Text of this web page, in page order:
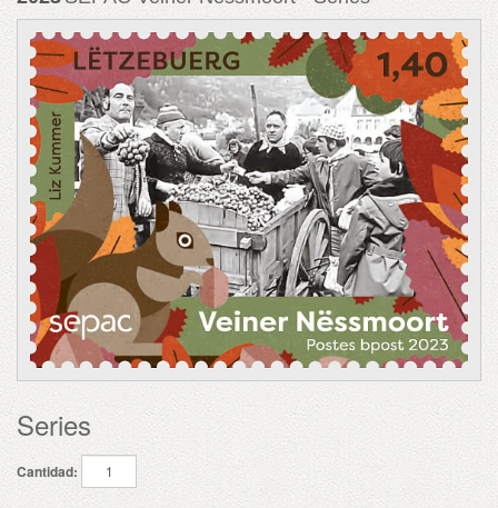
Series
Cantidad: